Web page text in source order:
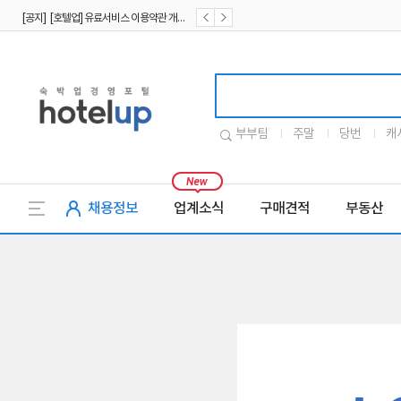
부부팀 주말 당번 캐
채용정보 업계소식 구매견적 부동산